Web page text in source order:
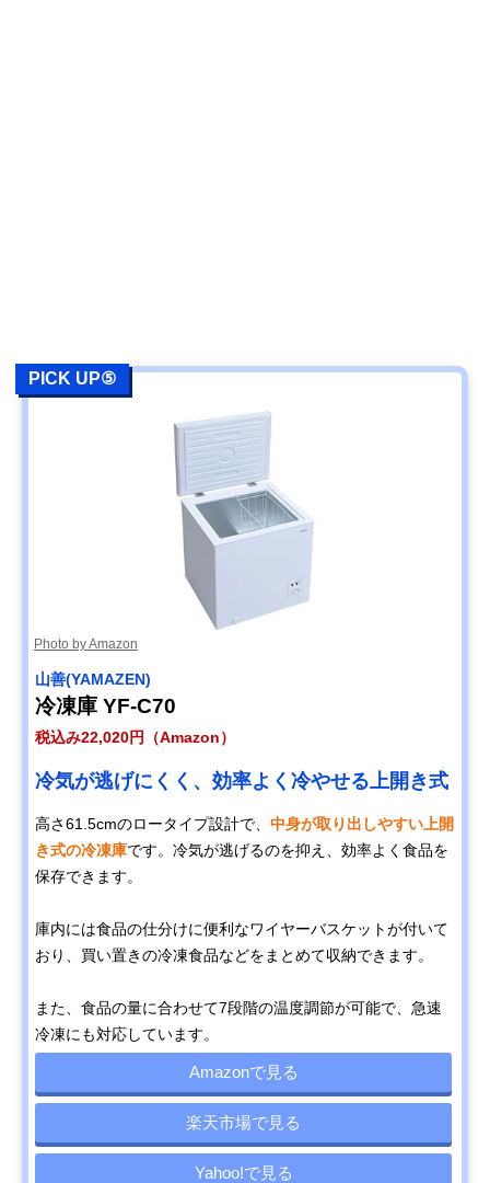
PICK UP⑤
Photo by Amazon
山善(YAMAZEN)
冷凍庫 YF-C70
税込み22,020円（Amazon）
冷気が逃げにくく、効率よく冷やせる上開き式
高さ61.5cmのロータイプ設計で、 中身が取り出しやすい上開
き式の冷凍庫です。冷気が逃げるのを抑え、効率よく食品を
保存できます。
庫内には食品の仕分けに便利なワイヤーバスケットが付いて
おり、買い置きの冷凍食品などをまとめて収納できます。
また、食品の量に合わせて7段階の温度調節が可能で、急速
冷凍にも対応しています。
Amazonで見る
楽天市場で見る
Yahoo!で見る